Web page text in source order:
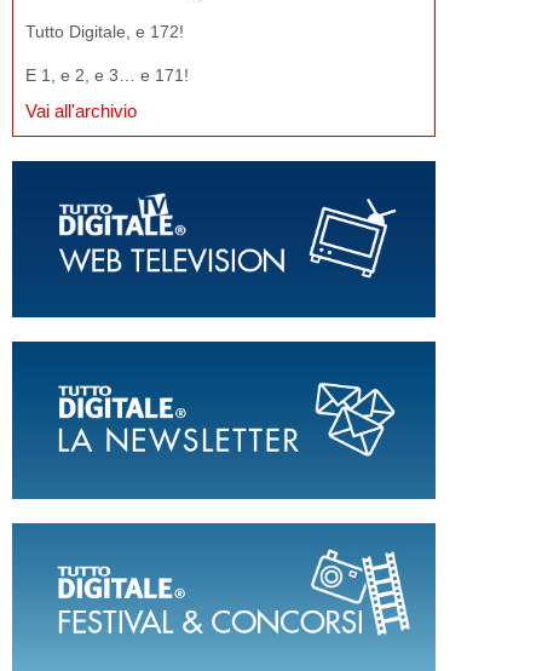
Tutto Digitale, e 172!
E 1, e 2, e 3… e 171!
Vai all'archivio